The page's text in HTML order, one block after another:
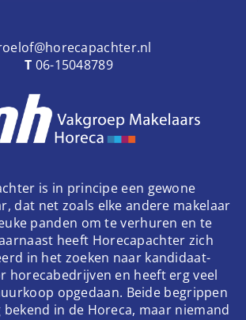
T 06-15048789
is in principe een gewone
dat net zoals elke andere makelaar
panden om te verhuren en te
heeft Horecapachter zich
in het zoeken naar kandidaat-
horecabedrijven en heeft erg veel
opgedaan. Beide begrippen
in de Horeca, maar niemand